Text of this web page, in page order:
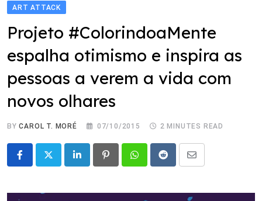
ART ATTACK
Projeto #ColorindoaMente
espalha otimismo e inspira as
pessoas a verem a vida com
novos olhares
BYCAROL T. MORÉ 07/10/2015 2 MINUTES READ
LinkedIn PinterestWhatsappRedditShare
Email